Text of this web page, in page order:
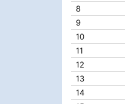
8
9
10
11
12
13
14